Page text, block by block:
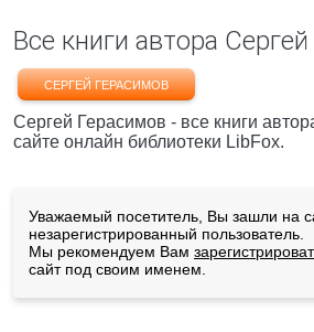
Все книги автора
СЕРГЕЙ ГЕРАСИМОВ
Сергей Герасимов - все книги
сайте онлайн библиотеки LibFox.
Уважаемый посетитель, Вы зашли на
незарегистрированный пользователь.
Мы рекомендуем Вам
сайт под своим именем.